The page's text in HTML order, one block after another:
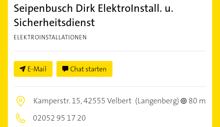
Seipenbusch Dirk ElektroInstall. u.
Sicherheitsdienst
ELEKTROINSTALLATIONEN
E-Mail Chat starten
Kamperstr. 15,42555 Velbert (Langenberg)
80 m
02052 95 17 20